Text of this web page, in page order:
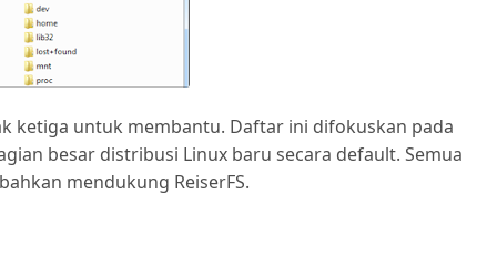
ketiga untuk membantu. Daftar ini difokuskan pada
besar distribusi Linux baru secara default. Semua
mendukung ReiserFS.